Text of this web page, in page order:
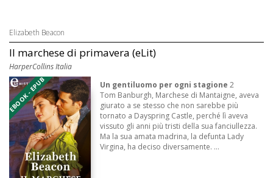
Elizabeth Beacon
Il marchese di primavera (eLit)
HarperCollins Italia
EBOOK - EPUB Un gentiluomo per ogni stagione 2
Tom Banburgh, Marchese di Mantaigne, aveva
giurato a se stesso che non sarebbe più
tornato a Dayspring Castle, perché lì aveva
vissuto gli anni più tristi della sua fanciullezza.
Ma la sua amata madrina, la defunta Lady
Virgina, ha deciso diversamente. ...